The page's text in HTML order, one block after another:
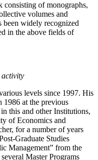
consisting of monographs,
volumes and
been widely recognized
in the above fields of
activity
levels since 1997. His
1986 at the previous
this and other Institutions,
of Economics and
for a number of years
Graduate Studies
Management” from the
Master Programs